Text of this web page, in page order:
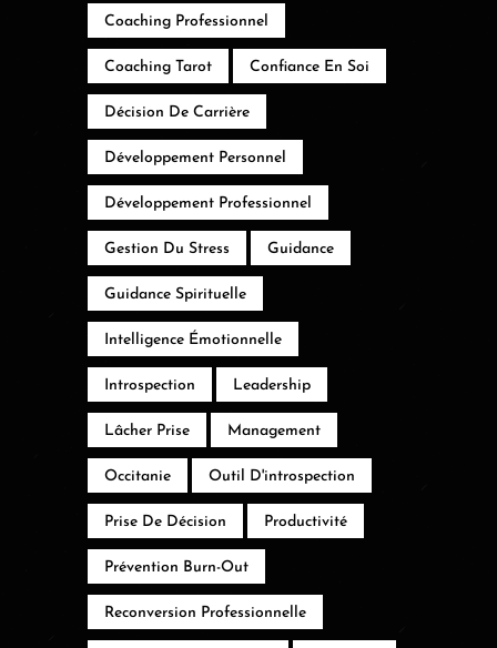
Coaching Professionnel
Coaching Tarot Confiance En Soi
Décision De Carrière
Développement Personnel
Développement Professionnel
Gestion Du Stress Guidance
Guidance Spirituelle
Intelligence Émotionnelle
Introspection Leadership
Lâcher Prise Management
Occitanie Outil D'introspection
Prise De Décision Productivité
Prévention Burn-Out
Reconversion Professionnelle